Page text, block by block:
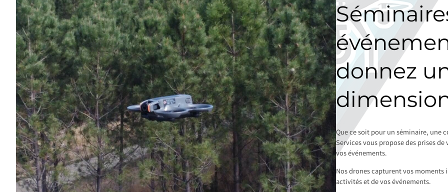
donnez
Que ce soit pour un séminaire, une
Services vous propose des prises
vos événements.
Nos drones capturent vos
activités et de vos événements.